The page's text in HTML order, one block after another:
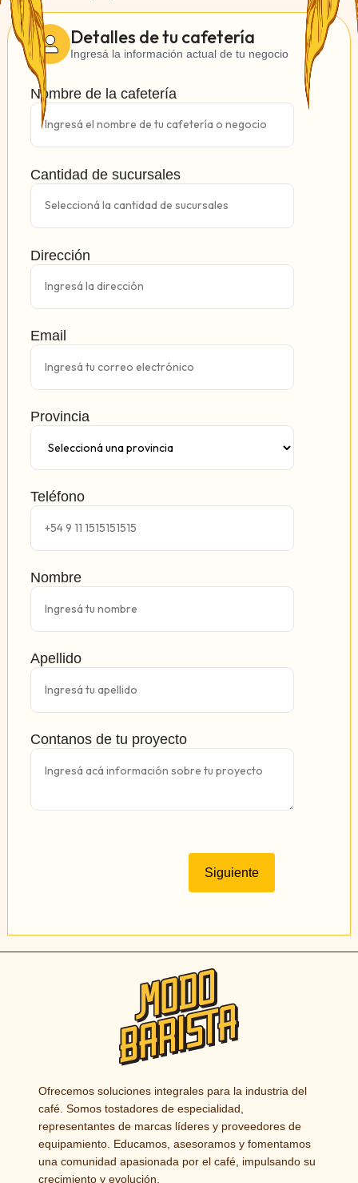
Detalles de tu cafetería
Ingresá la información actual de tu negocio
Nombre de la cafetería
Cantidad de sucursales
Dirección
Email
Provincia
Teléfono
Nombre
Apellido
Contanos de tu proyecto
Siguiente
Ofrecemos soluciones integrales para la industria del
café. Somos tostadores de especialidad,
representantes de marcas líderes y proveedores de
equipamiento. Educamos, asesoramos y fomentamos
una comunidad apasionada por el café, impulsando su
crecimiento y evolución.